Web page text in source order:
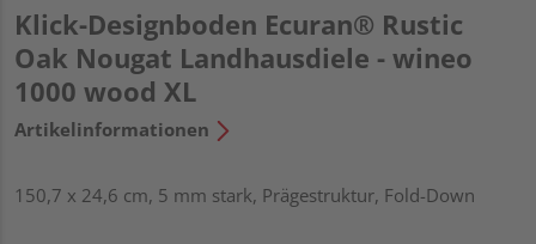
Klick-Designboden Ecuran® Rustic
Oak Nougat Landhausdiele - wineo
1000 wood XL
Artikelinformationen
150,7 x 24,6 cm, 5 mm stark, Prägestruktur, Fold-Down